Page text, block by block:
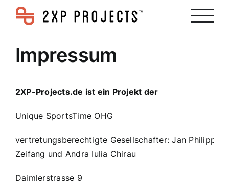
Zum
Inhalt
Impressum
2XP-Projects.de ist ein Projekt der
Unique SportsTime OHG
vertretungsberechtigte Gesellschafter: Jan Philipp
Zeifang und Andra Iulia Chirau
Daimlerstrasse 9